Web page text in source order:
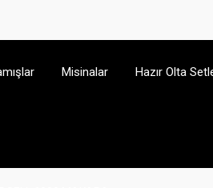
Misinalar Hazır Olta